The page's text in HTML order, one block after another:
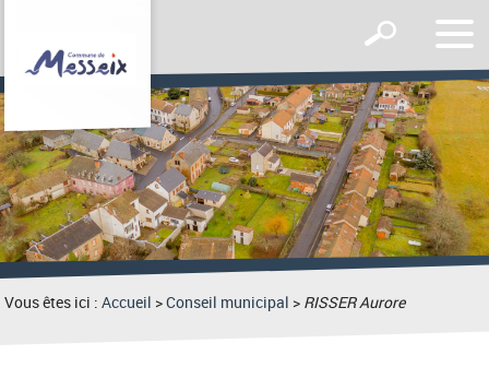
le
Afficher
formulaire
de
recherche
Vous êtes ici :Accueil >Conseil municipal > RISSER Aurore